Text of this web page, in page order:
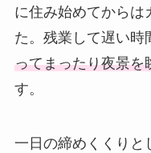
に住み始めてからは
た。残業して遅い時
ってまったり夜景を
す。
一日の締めくくりと